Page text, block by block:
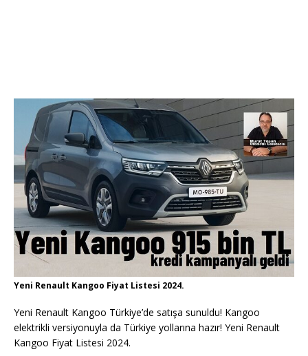
Yeni Renault Kangoo Fiyat Listesi 2024.
Yeni Renault Kangoo Türkiye’de satışa sunuldu! Kangoo
elektrikli versiyonuyla da Türkiye yollarına hazır! Yeni Renault
Kangoo Fiyat Listesi 2024.